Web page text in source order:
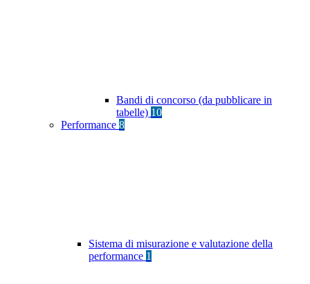
Bandi di concorso (da pubblicare in
tabelle) 10
Performance 8
Sistema di misurazione e valutazione della
performance 1